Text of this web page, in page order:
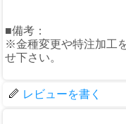
■備考：
※金種変更や特注加工
せ下さい。
レビューを書く